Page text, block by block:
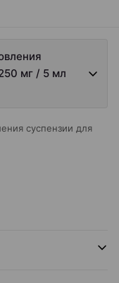
мг / 5 мл
суспензии для